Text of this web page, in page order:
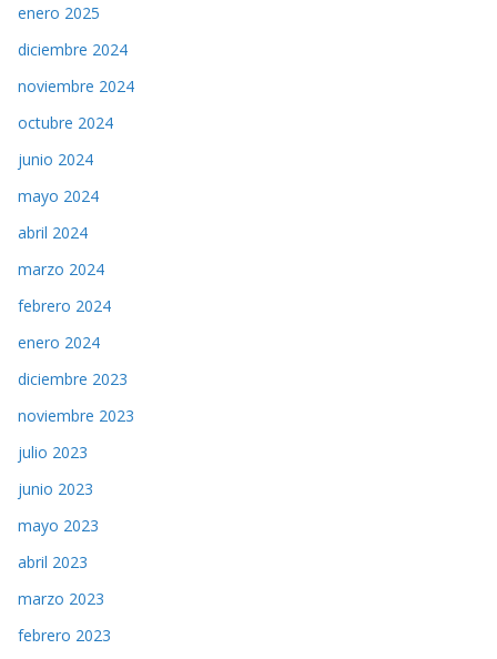
enero 2025
diciembre 2024
noviembre 2024
octubre 2024
junio 2024
mayo 2024
abril 2024
marzo 2024
febrero 2024
enero 2024
diciembre 2023
noviembre 2023
julio 2023
junio 2023
mayo 2023
abril 2023
marzo 2023
febrero 2023